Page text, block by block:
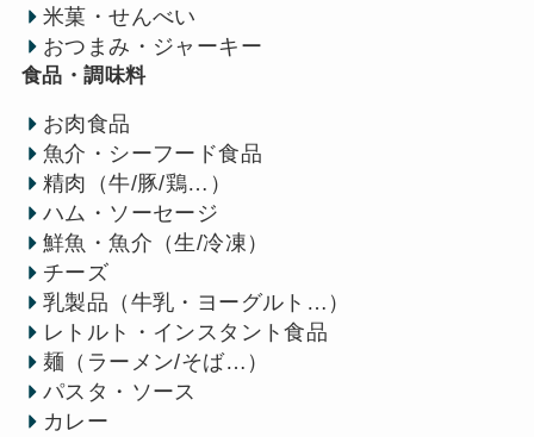
米菓・せんべい
おつまみ・ジャーキー
食品・調味料
お肉食品
魚介・シーフード食品
精肉（牛/豚/鶏…）
ハム・ソーセージ
鮮魚・魚介（生/冷凍）
チーズ
乳製品（牛乳・ヨーグルト…）
レトルト・インスタント食品
麺（ラーメン/そば…）
パスタ・ソース
カレー